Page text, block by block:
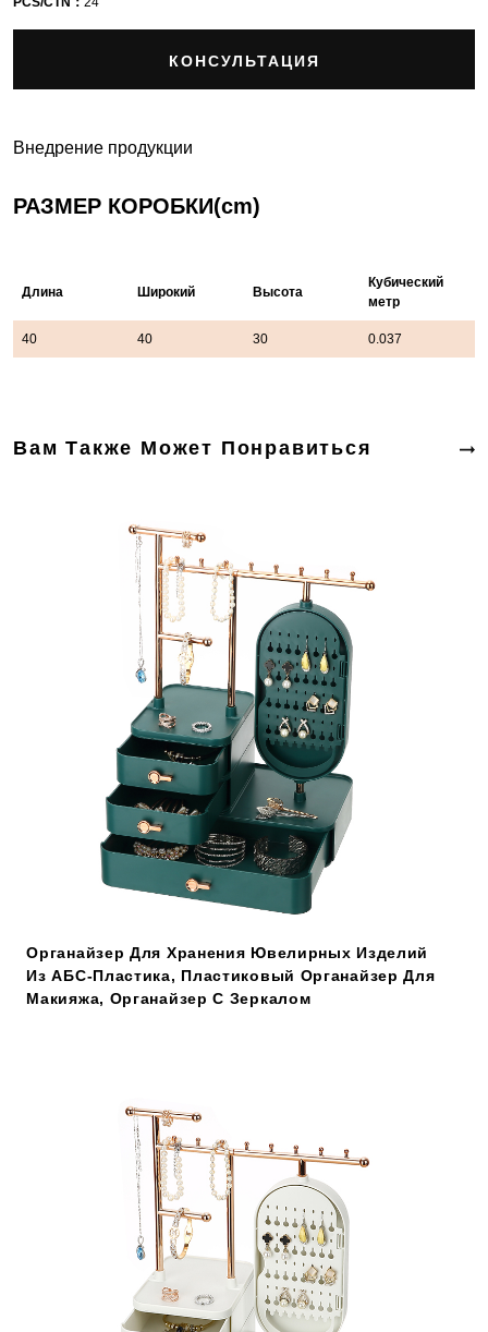
КОНСУЛЬТАЦИЯ
Внедрение продукции
РАЗМЕР КОРОБКИ(cm)
Длина Широкий Высота
Кубический
метр
40 40 30 0.037
Вам Также Может Понравиться
Органайзер Для Хранения Ювелирных Изделий
Из АБС-Пластика, Пластиковый Органайзер Для
Макияжа, Органайзер С Зеркалом